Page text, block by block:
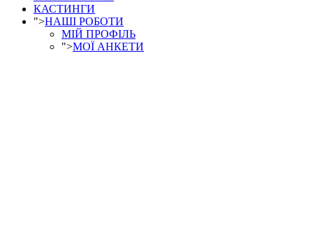
КАСТИНГИ
">НАШІ РОБОТИ
МІЙ ПРОФІЛЬ
">МОЇ АНКЕТИ